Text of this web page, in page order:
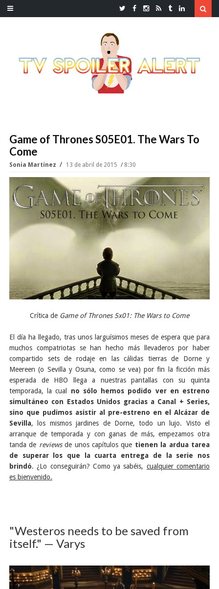
Game of Thrones S05E01. The Wars To
Come
Sonia Martínez 13 de abril de 2015 8:30
Crítica de Game of Thrones 5x01: The Wars to Come
El día ha llegado, tras unos larguísimos meses de espera que para
muchos compatriotas se han hecho más llevaderos por haber
compartido sets de rodaje en las cálidas tierras de Dorne y
Meereen (o Sevilla y Osuna, como se vea) por fin la ficción más
esperada de HBO llega a nuestras pantallas con su quinta
temporada, la cual
no sólo hemos podido ver en estreno
simultáneo con Estados Unidos gracias a Canal + Series,
sino que pudimos asistir al pre-estreno en el Alcázar de
Sevilla, los mismos jardines de Dorne, todo un lujo. Visto el
arranque de temporada y con ganas de más, empezamos otra
tanda de reviewsde unos capítulos que tienen la ardua tarea
de superar los que la cuarta entrega de la serie nos
brindó. ¿Lo conseguirán? Como ya sabéis, cualquier comentario
es bienvenido.
"Westeros needs to be saved from
itself." — Varys